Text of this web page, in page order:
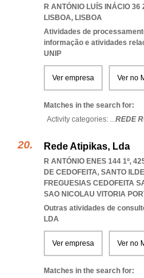
R ANTÓNIO LUÍS INÁCIO 36
LISBOA, LISBOA
Atividades de
informação e atividades
UNIP
Ver empresa Ver no
Matches in the search for:
Activity categories: ...REDE
Rede Atipikas, Lda
R ANTÓNIO ENES 144 1º,
DE CEDOFEITA, SANTO
FREGUESIAS CEDOFEITA
SAO NICOLAU VITORIA
Outras atividades de
LDA
Ver empresa Ver no
Matches in the search for: